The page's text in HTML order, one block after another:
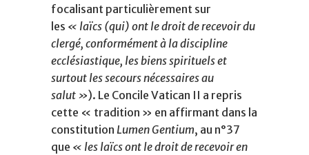
focalisant particulièrement sur
les « laïcs (qui) ont le droit de recevoir du
clergé, conformément à la discipline
ecclésiastique, les biens spirituels et
surtout les secours nécessaires au
salut »). Le Concile Vatican II a repris
cette « tradition » en affirmant dans la
constitution Lumen Gentium, au n°37
que « les laïcs ont le droit de recevoir en